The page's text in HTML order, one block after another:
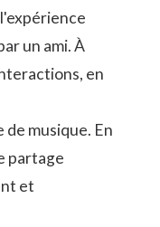
un ami. À
en
musique. En
partage
et